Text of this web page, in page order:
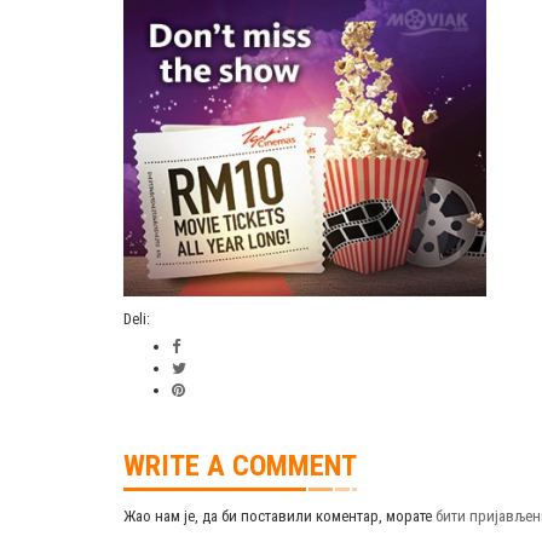
Deli:
WRITE A COMMENT
Жао нам је, да би поставили коментар, морате бити